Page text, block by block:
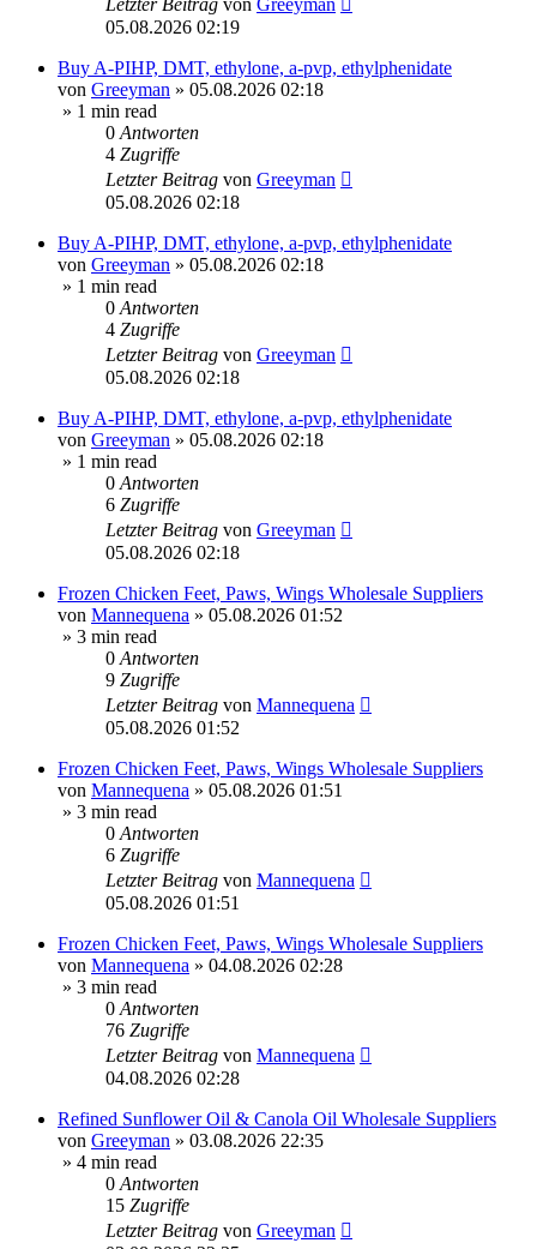
05.08.2026 02:19
Buy A-PIHP, DMT, ethylone, a-pvp, ethylphenidate
von Greeyman » 05.08.2026 02:18
» 1 min read
0 Antworten
4 Zugriffe
Letzter Beitrag von Greeyman
05.08.2026 02:18
Buy A-PIHP, DMT, ethylone, a-pvp, ethylphenidate
von Greeyman » 05.08.2026 02:18
» 1 min read
0 Antworten
4 Zugriffe
Letzter Beitrag von Greeyman
05.08.2026 02:18
Buy A-PIHP, DMT, ethylone, a-pvp, ethylphenidate
von Greeyman » 05.08.2026 02:18
» 1 min read
0 Antworten
6 Zugriffe
Letzter Beitrag von Greeyman
05.08.2026 02:18
Frozen Chicken Feet, Paws, Wings Wholesale Suppliers
von Mannequena » 05.08.2026 01:52
» 3 min read
0 Antworten
9 Zugriffe
Letzter Beitrag von Mannequena
05.08.2026 01:52
Frozen Chicken Feet, Paws, Wings Wholesale Suppliers
von Mannequena » 05.08.2026 01:51
» 3 min read
0 Antworten
6 Zugriffe
Letzter Beitrag von Mannequena
05.08.2026 01:51
Frozen Chicken Feet, Paws, Wings Wholesale Suppliers
von Mannequena » 04.08.2026 02:28
» 3 min read
0 Antworten
76 Zugriffe
Letzter Beitrag von Mannequena
04.08.2026 02:28
Refined Sunflower Oil & Canola Oil Wholesale Suppliers
von Greeyman » 03.08.2026 22:35
» 4 min read
0 Antworten
15 Zugriffe
Letzter Beitrag von Greeyman